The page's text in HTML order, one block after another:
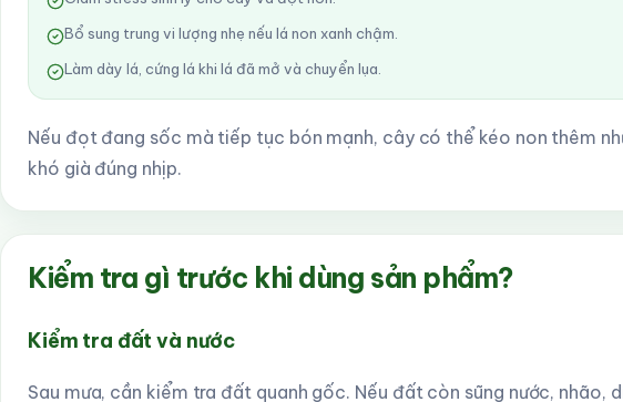
Bổ sung trung vi lượng nhẹ nếu lá non xanh chậm.
Làm dày lá, cứng lá khi lá đã mở và chuyển lụa.
Nếu đọt đang sốc mà tiếp tục bón mạnh, cây có thể kéo non thêm
khó già đúng nhịp.
Kiểm tra gì trước khi dùng sản phẩm?
Kiểm tra đất và nước
Sau mưa, cần kiểm tra đất quanh gốc. Nếu đất còn sũng nước, nhão,